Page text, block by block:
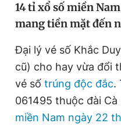
Sản phẩm khác
Tiện ích
Thông tin tòa soạn
14 tỉ xổ số miền
mang tiền mặt đến
Đại lý vé số Khắc
cũ) cho hay vừa đổi
vé số trúng độc đắc.
061495 thuộc đài
miền Nam ngày 22